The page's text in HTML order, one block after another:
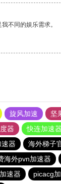
不同的娱乐需求。
旋风加速 坚
器 快连加速器
器 海外梯子
海外pvn加速器
速器 picacg